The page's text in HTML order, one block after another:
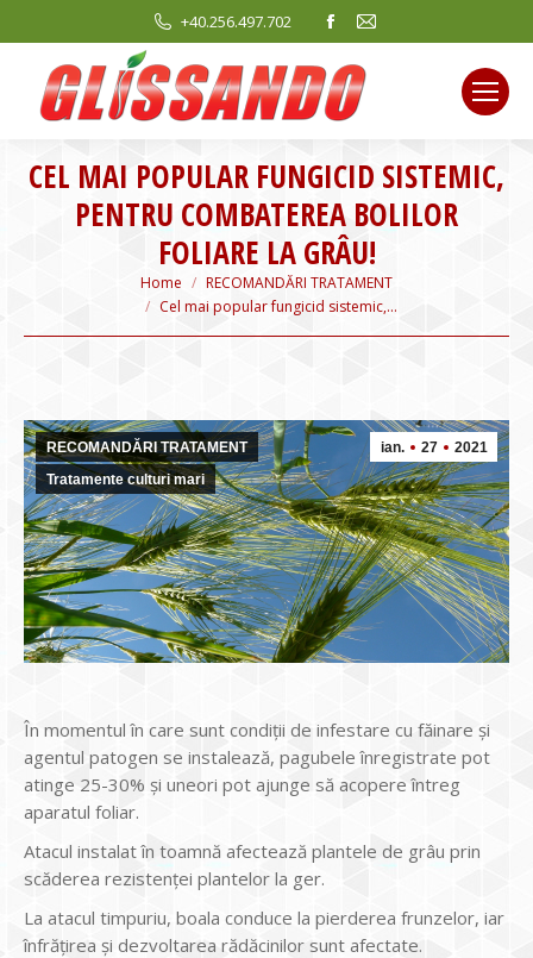
+40.256.497.702
Facebook
opens
in
new
window
Mail
new
window
CEL MAI POPULAR FUNGICID SISTEMIC,
PENTRU COMBATEREA BOLILOR
FOLIARE LA GRÂU!
Home
RECOMANDĂRI TRATAMENT
Cel mai popular fungicid sistemic,…
ian. 27 2021
RECOMANDĂRI TRATAMENT
Tratamente culturi mari
În momentul în care sunt condiții de infestare cu făinare și
agentul patogen se instalează, pagubele înregistrate pot
atinge 25-30% şi uneori pot ajunge să acopere întreg
aparatul foliar.
Atacul instalat în toamnă afectează plantele de grâu prin
scăderea rezistenței plantelor la ger.
La atacul timpuriu, boala conduce la pierderea frunzelor, iar
înfrățirea și dezvoltarea rădăcinilor sunt afectate.